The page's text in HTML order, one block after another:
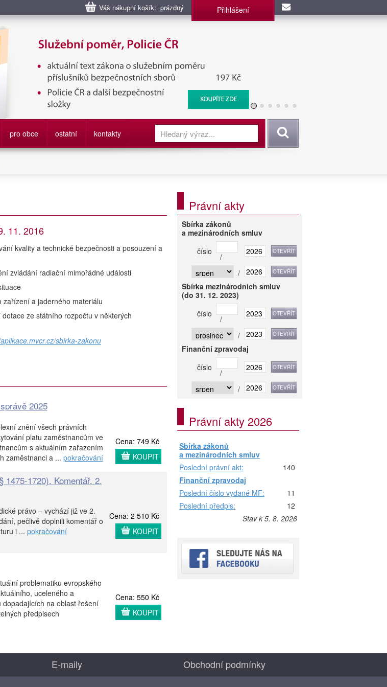
Váš nákupní košík: prázdný Přihlášení
sborů, Policie ČR, Vězeňská služba, BIS, Zpravodajské
služby
pro obce ostatní kontakty Vyhledat
11. 2016
kvality a technické bezpečnosti a posouzení a
zvládání radiační mimořádné události
zařízení a jaderného materiálu
ze státního rozpočtu v některých
sbirka-zakonu
2025
znění všech právních
platu zaměstnancům ve
s aktuálním zařazením
zaměstnanci a ... pokračování
Cena: 749 Kč
KOUPIT
1720). Komentář. 2.
právo – vychází již ve 2.
pečlivě doplnili komentář o
i ... pokračování
Cena: 2 510 Kč
KOUPIT
problematiku evropského
uceleného a
na oblast řešení
předpisech
Cena: 550 Kč
KOUPIT
Právní akty
Sbírka zákonů
a mezinárodních smluv
číslo
/
/
Sbírka mezinárodních smluv
(do 31. 12. 2023)
číslo
/
/
Finanční zpravodaj
číslo
/
/
Právní akty 2026
Sbírka zákonů
a mezinárodních smluv
Poslední právní akt:
140
Finanční zpravodaj
Poslední číslo vydané MF:
11
Poslední předpis:
12
Stav k 5. 8. 2026
E-maily Obchodní podmínky